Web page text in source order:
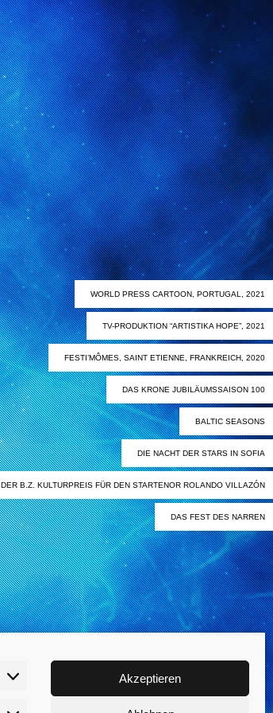
Akzeptieren
WORLD PRESS CARTOON, PORTUGAL, 2021
TV-PRODUKTION “ARTISTIKA HOPE”, 2021
FESTI’MÔMES, SAINT ETIENNE, FRANKREICH, 2020
DAS KRONE JUBILÄUMSSAISON 100
BALTIC SEASONS
DIE NACHT DER STARS IN SOFIA
DER B.Z. KULTURPREIS FÜR DEN STARTENOR ROLANDO VILLAZÓN
DAS FEST DES NARREN